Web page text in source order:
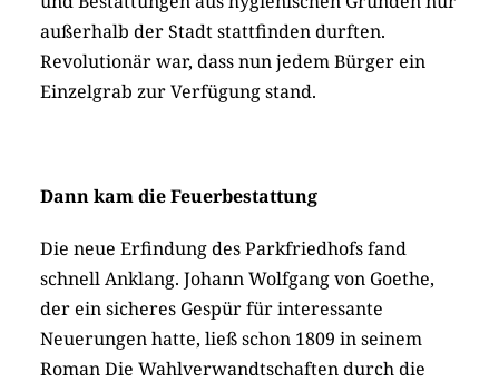
außerhalb der Stadt stattfinden durften.
Revolutionär war, dass nun jedem Bürger ein
Einzelgrab zur Verfügung stand.
Dann kam die Feuerbestattung
Die neue Erfindung des Parkfriedhofs fand
schnell Anklang. Johann Wolfgang von Goethe,
der ein sicheres Gespür für interessante
Neuerungen hatte, ließ schon 1809 in seinem
Roman Die Wahlverwandtschaften durch die